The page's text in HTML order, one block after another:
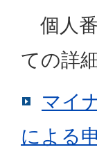
個人
ての詳
マイ
による